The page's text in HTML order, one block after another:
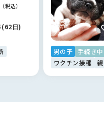
税込）
(62日)
男の子
手続き中
ワクチン接種